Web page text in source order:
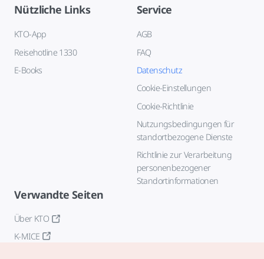
Nützliche Links
KTO-App
Reisehotline 1330
E-Books
Service
AGB
FAQ
Datenschutz
Cookie-Einstellungen
Cookie-Richtlinie
Nutzungsbedingungen für
standortbezogene Dienste
Richtlinie zur Verarbeitung
personenbezogener
Standortinformationen
Verwandte Seiten
Über KTO
K-MICE